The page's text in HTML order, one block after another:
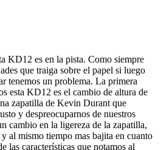
KD12 es en la pista. Como siempre
que traiga sobre el papel si luego
tenemos un problema. La primera
esta KD12 es el cambio de altura de
zapatilla de Kevin Durant que
y despreocuparnos de nuestros
cambio en la ligereza de la zapatilla,
y al mismo tiempo mas bajita en cuanto
las características que notamos al